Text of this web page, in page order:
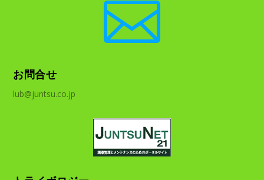

お問合せ
lub@juntsu.co.jp